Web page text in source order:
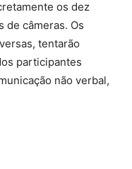
os dez
de câmeras. Os
tentarão
participantes
não verbal,